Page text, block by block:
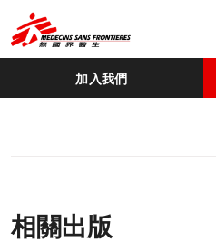
加入我們
相關出版